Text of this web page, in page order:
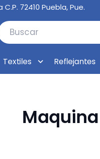
72410 Puebla, Pue.
Textiles Reflejantes